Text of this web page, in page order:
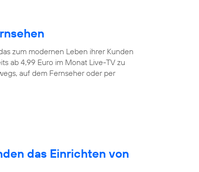
zum modernen Leben ihrer Kunden
ab 4,99 Euro im Monat Live-TV zu
auf dem Fernseher oder per
das Einrichten von